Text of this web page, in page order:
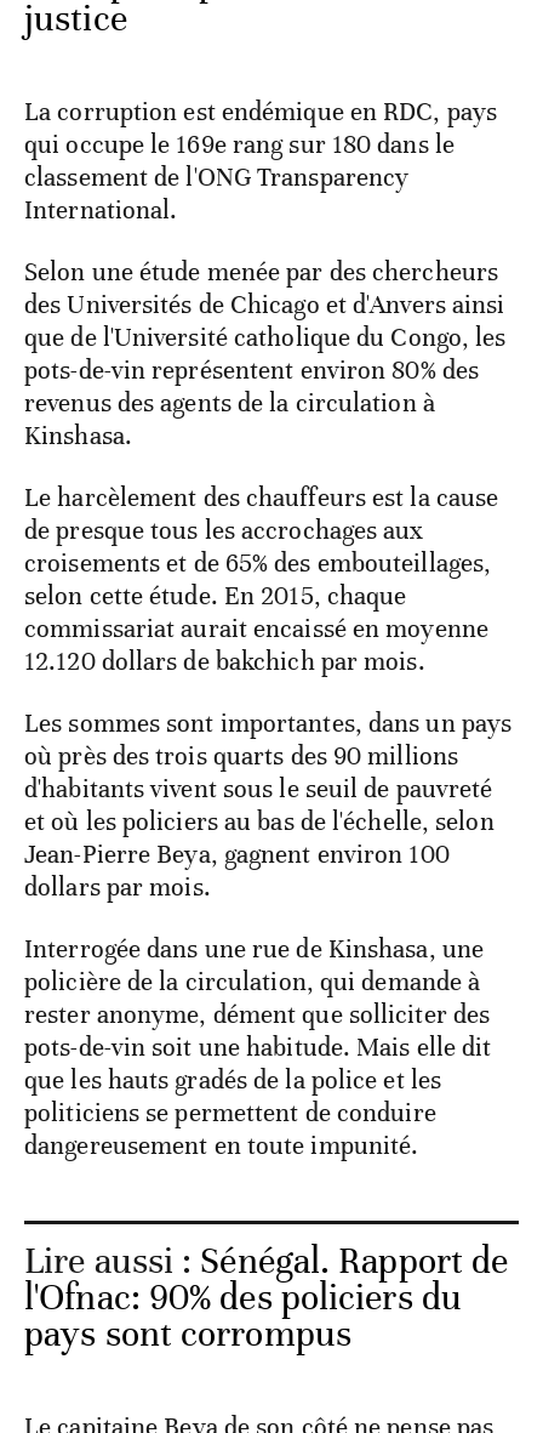
justice
La corruption est endémique en RDC, pays
qui occupe le 169e rang sur 180 dans le
classement de l'ONG Transparency
International.
Selon une étude menée par des chercheurs
des Universités de Chicago et d'Anvers ainsi
que de l'Université catholique du Congo, les
pots-de-vin représentent environ 80% des
revenus des agents de la circulation à
Kinshasa.
Le harcèlement des chauffeurs est la cause
de presque tous les accrochages aux
croisements et de 65% des embouteillages,
selon cette étude. En 2015, chaque
commissariat aurait encaissé en moyenne
12.120 dollars de bakchich par mois.
Les sommes sont importantes, dans un pays
où près des trois quarts des 90 millions
d'habitants vivent sous le seuil de pauvreté
et où les policiers au bas de l'échelle, selon
Jean-Pierre Beya, gagnent environ 100
dollars par mois.
Interrogée dans une rue de Kinshasa, une
policière de la circulation, qui demande à
rester anonyme, dément que solliciter des
pots-de-vin soit une habitude. Mais elle dit
que les hauts gradés de la police et les
politiciens se permettent de conduire
dangereusement en toute impunité.
Lire aussi : Sénégal. Rapport de
l'Ofnac: 90% des policiers du
pays sont corrompus